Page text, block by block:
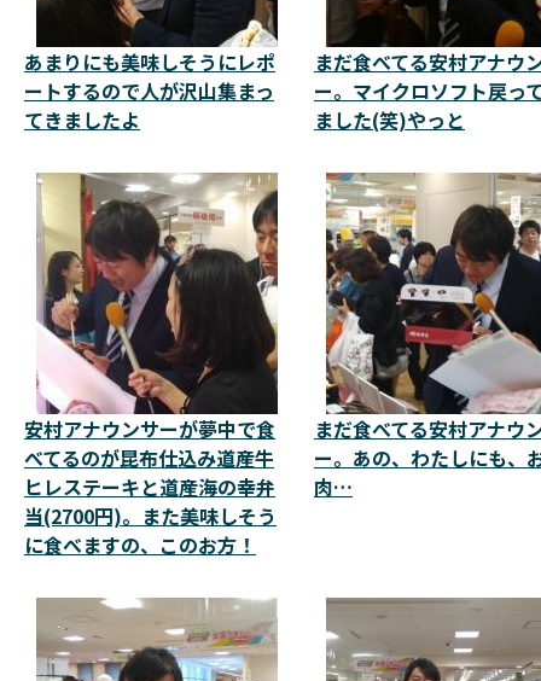
あまりにも美味しそうにレポ
ートするので人が沢山集まっ
てきましたよ
まだ食べてる安村アナウ
ー。マイクロソフト戻っ
ました(笑)やっと
安村アナウンサーが夢中で食
べてるのが昆布仕込み道産牛
ヒレステーキと道産海の幸弁
当(2700円)。また美味しそう
に食べますの、このお方！
まだ食べてる安村アナウ
ー。あの、わたしにも、
肉…